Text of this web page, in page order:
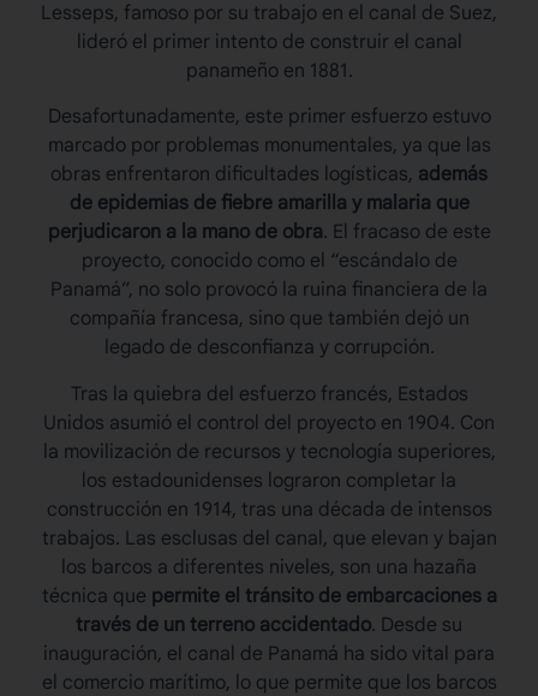
Lesseps, famoso por su trabajo en el canal de Suez,
lideró el primer intento de construir el canal
panameño en 1881.
Desafortunadamente, este primer esfuerzo estuvo
marcado por problemas monumentales, ya que las
obras enfrentaron dificultades logísticas, además
de epidemias de fiebre amarilla y malaria que
perjudicaron a la mano de obra. El fracaso de este
proyecto, conocido como el “escándalo de
Panamá”, no solo provocó la ruina financiera de la
compañía francesa, sino que también dejó un
legado de desconfianza y corrupción.
Tras la quiebra del esfuerzo francés, Estados
Unidos asumió el control del proyecto en 1904. Con
la movilización de recursos y tecnología superiores,
los estadounidenses lograron completar la
construcción en 1914, tras una década de intensos
trabajos. Las esclusas del canal, que elevan y bajan
los barcos a diferentes niveles, son una hazaña
técnica que permite el tránsito de embarcaciones a
través de un terreno accidentado. Desde su
inauguración, el canal de Panamá ha sido vital para
el comercio marítimo, lo que permite que los barcos